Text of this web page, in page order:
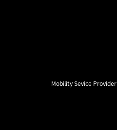
Mobility Sevice Provider